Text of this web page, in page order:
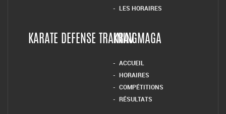
LES HORAIRES
KARATE DEFENSE TRAININGKRAV MAGA
ACCUEIL
HORAIRES
COMPÉTITIONS
RÉSULTATS